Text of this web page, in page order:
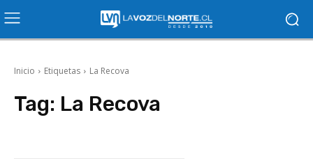
Inicio Etiquetas La Recova
Tag: La Recova